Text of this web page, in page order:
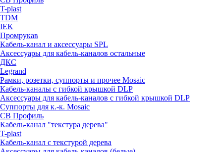
T-plast
TDM
IEK
Промрукав
Кабель-канал и аксессуары SPL
Аксессуары для кабель-каналов остальные
ДКС
Legrand
Рамки, розетки, суппорты и прочее Mosaic
Кабель-каналы с гибкой крышкой DLP
Аксессуары для кабель-каналов с гибкой крышкой DLP
Суппорты для к.-к. Mosaic
СВ Профиль
Кабель-канал "текстура дерева"
T-plast
Кабель-канал с текстурой дерева